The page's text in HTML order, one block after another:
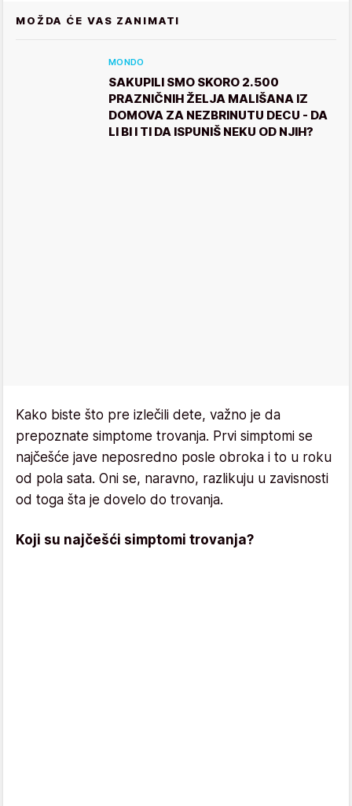
MOŽDA ĆE VAS ZANIMATI
MONDO
SAKUPILI SMO SKORO 2.500
PRAZNIČNIH ŽELJA MALIŠANA IZ
DOMOVA ZA NEZBRINUTU DECU - DA
LI BI I TI DA ISPUNIŠ NEKU OD NJIH?
Kako biste što pre izlečili dete, važno je da
prepoznate simptome trovanja. Prvi simptomi se
najčešće jave neposredno posle obroka i to u roku
od pola sata. Oni se, naravno, razlikuju u zavisnosti
od toga šta je dovelo do trovanja.
Koji su najčešći simptomi trovanja?